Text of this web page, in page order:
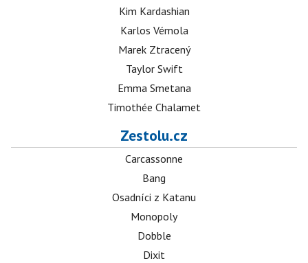
Kim Kardashian
Karlos Vémola
Marek Ztracený
Taylor Swift
Emma Smetana
Timothée Chalamet
Zestolu.cz
Carcassonne
Bang
Osadníci z Katanu
Monopoly
Dobble
Dixit